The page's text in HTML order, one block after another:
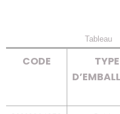
Tableau
CODE
TYPE